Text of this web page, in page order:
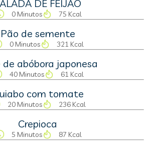
DE FEIJÃO
0 Minutos 75 Kcal
Pão de semente
0 Minutos 321 Kcal
de abóbora japonesa
40 Minutos 61 Kcal
com tomate
20 Minutos 236 Kcal
Crepioca
5 Minutos 87 Kcal